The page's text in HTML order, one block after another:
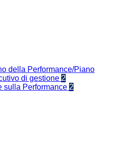
della Performance/Piano
di gestione 2
sulla Performance 2